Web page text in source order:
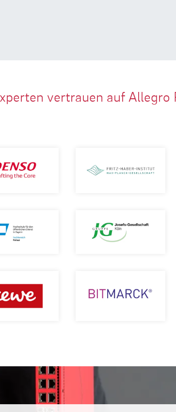
vertrauen auf Allegro